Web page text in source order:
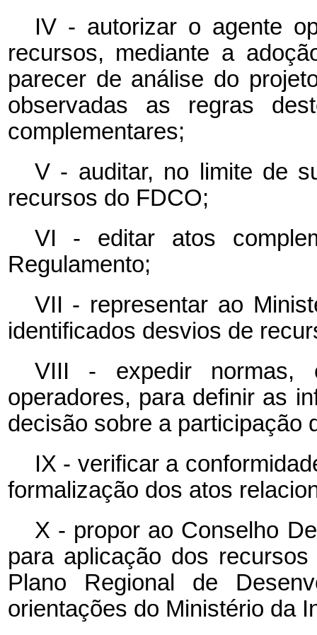
IV - autorizar o agente
recursos, mediante a
parecer de análise do
observadas as regras
complementares;
V - auditar, no limite de
recursos do FDCO;
VI - editar atos
Regulamento;
VII - representar ao
identificados desvios de
VIII - expedir normas,
operadores, para definir as
decisão sobre a participação
IX - verificar a
formalização dos atos
X - propor ao Conselho
para aplicação dos
Plano Regional de
orientações do Ministério da